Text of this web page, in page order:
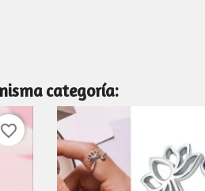
categoría:
favorite_border